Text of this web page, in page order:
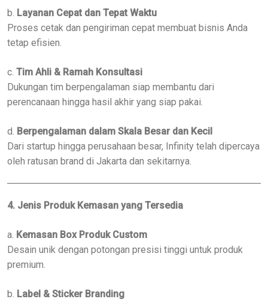
b. Layanan Cepat dan Tepat Waktu
Proses cetak dan pengiriman cepat membuat bisnis Anda
tetap efisien.
c. Tim Ahli & Ramah Konsultasi
Dukungan tim berpengalaman siap membantu dari
perencanaan hingga hasil akhir yang siap pakai.
d. Berpengalaman dalam Skala Besar dan Kecil
Dari startup hingga perusahaan besar, Infinity telah dipercaya
oleh ratusan brand di Jakarta dan sekitarnya.
4. Jenis Produk Kemasan yang Tersedia
a. Kemasan Box Produk Custom
Desain unik dengan potongan presisi tinggi untuk produk
premium.
b. Label & Sticker Branding